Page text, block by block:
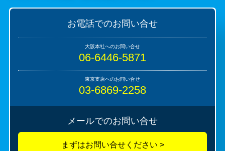
お電話でのお問い合せ
06-6446-5871
03-6869-2258
メールでのお問い合せ